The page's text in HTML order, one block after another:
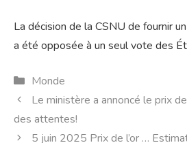
La décision de la CSNU de fournir
a été opposée à un seul vote des
Catégories
Monde
Le ministère a annoncé le prix
des attentes!
5 juin 2025 Prix de l’or …